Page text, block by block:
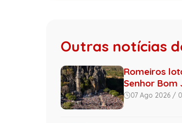
Outras notícias
Romeiros
Senhor Bom
07 Ago 2026 /